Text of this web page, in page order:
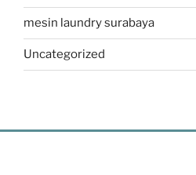
mesin laundry surabaya
Uncategorized